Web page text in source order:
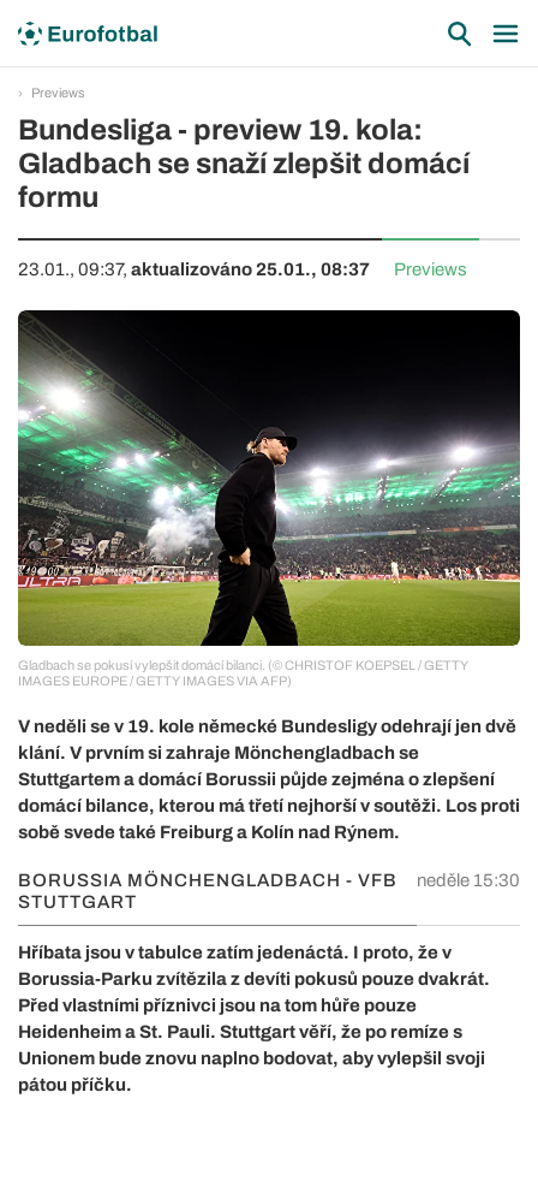
Previews
Bundesliga - preview 19. kola:
Gladbach se snaží zlepšit domácí
formu
23.01., 09:37, aktualizováno 25.01., 08:37 Previews
Gladbach se pokusí vylepšit domácí bilanci. (© CHRISTOF KOEPSEL / GETTY
IMAGES EUROPE / GETTY IMAGES VIA AFP)
V neděli se v 19. kole německé Bundesligy odehrají jen dvě
klání. V prvním si zahraje Mönchengladbach se
Stuttgartem a domácí Borussii půjde zejména o zlepšení
domácí bilance, kterou má třetí nejhorší v soutěži. Los proti
sobě svede také Freiburg a Kolín nad Rýnem.
BORUSSIA MÖNCHENGLADBACH - VFB
STUTTGART
neděle 15:30
Hříbata jsou v tabulce zatím jedenáctá. I proto, že v
Borussia-Parku zvítězila z devíti pokusů pouze dvakrát.
Před vlastními příznivci jsou na tom hůře pouze
Heidenheim a St. Pauli. Stuttgart věří, že po remíze s
Unionem bude znovu naplno bodovat, aby vylepšil svoji
pátou příčku.